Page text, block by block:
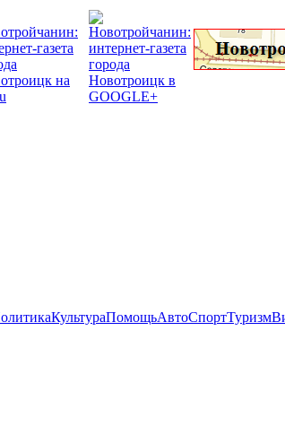
КультураПомощьАвтоСпортТуризм